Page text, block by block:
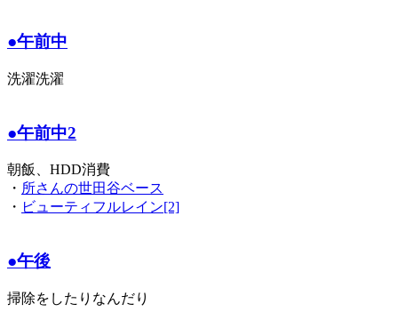
●午前中
洗濯洗濯
●午前中2
朝飯、HDD消費
・ 所さんの世田谷ベース
・ ビューティフルレイン[2]
●午後
掃除をしたりなんだり